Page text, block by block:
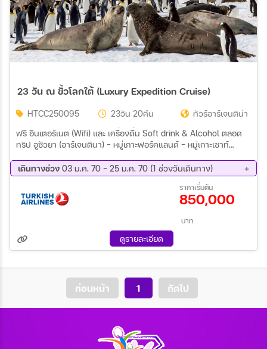
23 วัน ณ ขั้วโลกใต้ (Luxury Expedition Cruise)
HTCC250095 23วัน 20คืน
ทัวร์อาร์เจนติน่า
ฟรี อินเตอร์เนต (Wifi) และ เครื่องดื่ม Soft drink & Alcohol ตลอด
ทริป อูซัวยา (อาร์เจนตินา) – หมู่เกาะฟอร์คแลนด์ - หมู่เกาะเซาท์
เลท - อ่าวโฮปเบย์ – แอนตาร์กติกา-อ่าวปลาวาฬ
เดินทางช่วง 03 ม.ค. 70 - 25 ม.ค. 70 (1 ช่วงวันเดินทาง)
ราคาเริ่มต้น
850,000
บาท
ดูรายละเอียด
ก่อนหน้า 1 ถัดไป